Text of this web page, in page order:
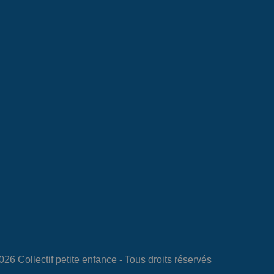
Collectif petite enfance - Tous droits réservés